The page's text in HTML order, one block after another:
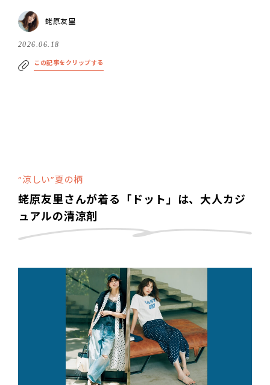
蛯原友里
2026.06.18
この記事をクリップする
“涼しい”夏の柄
蛯原友里さんが着る「ドット」は、大人カジ
ュアルの清涼剤